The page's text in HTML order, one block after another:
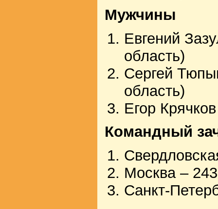
Мужчины
Евгений
область)
Сергей
область)
Егор
Командный
Москва –
Санкт-